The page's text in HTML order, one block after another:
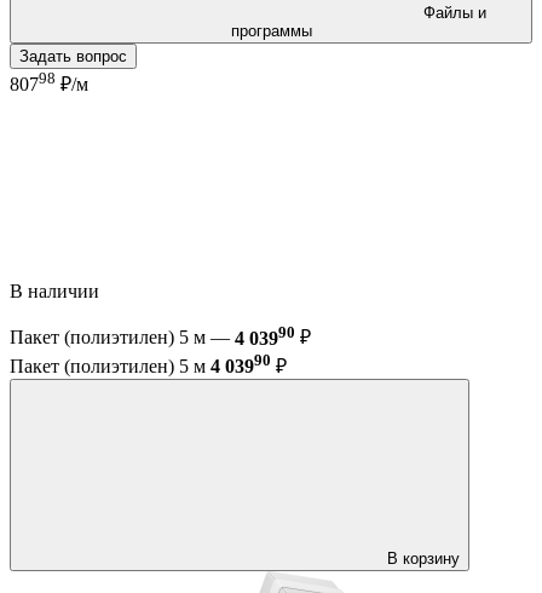
программы
Задать вопрос
80798 ₽/м
В наличии
Пакет (полиэтилен) 5 м — 4 03990 ₽
Пакет (полиэтилен) 5 м 4 03990 ₽
В корзину